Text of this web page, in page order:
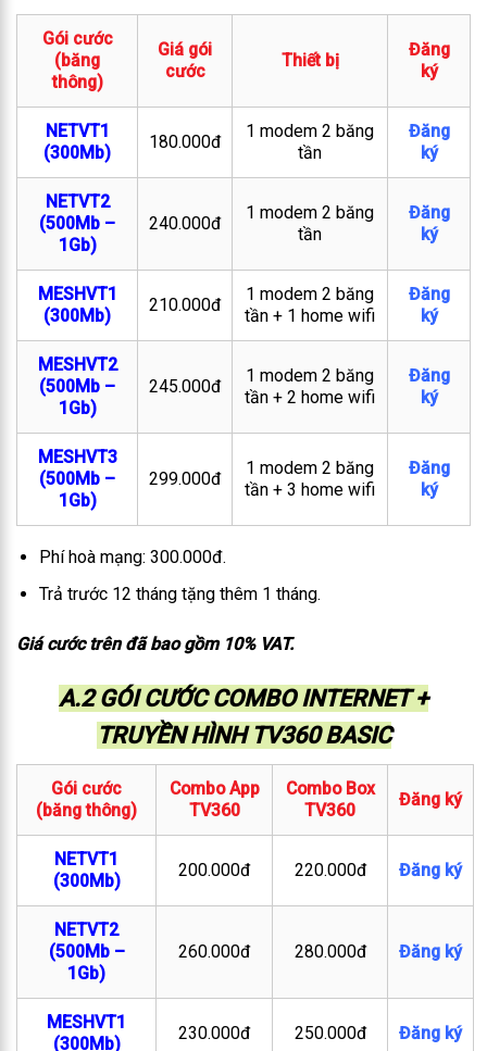
Gói cước
(băng
thông)
Giá gói
cước
Thiết bị
Đăng
ký
NETVT1
(300Mb)
180.000đ
1 modem 2 băng
tần
Đăng
ký
NETVT2
(500Mb –
1Gb)
240.000đ
1 modem 2 băng
tần
Đăng
ký
MESHVT1
(300Mb)
210.000đ
1 modem 2 băng
tần + 1 home wifi
Đăng
ký
MESHVT2
(500Mb –
1Gb)
245.000đ
1 modem 2 băng
tần + 2 home wifi
Đăng
ký
MESHVT3
(500Mb –
1Gb)
299.000đ
1 modem 2 băng
tần + 3 home wifi
Đăng
ký
Phí hoà mạng: 300.000đ.
Trả trước 12 tháng tặng thêm 1 tháng.
Giá cước trên đã bao gồm 10% VAT.
A.2 GÓI CƯỚC COMBO INTERNET +
TRUYỀN HÌNH TV360 BASIC
Gói cước
(băng thông)
Combo App
TV360
Combo Box
TV360
Đăng ký
NETVT1
(300Mb)
200.000đ 220.000đ Đăng ký
NETVT2
(500Mb –
1Gb)
260.000đ 280.000đ Đăng ký
MESHVT1
(300Mb)
230.000đ 250.000đ Đăng ký